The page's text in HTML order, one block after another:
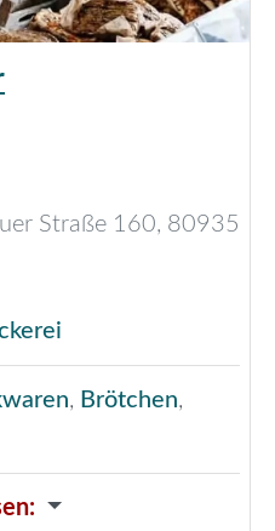
Straße 160, 80935
, Brötchen,
: